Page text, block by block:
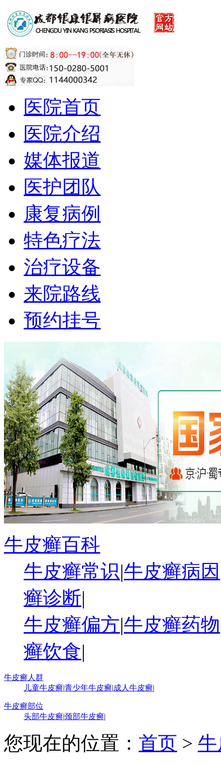
医院首页
医院介绍
媒体报道
医护团队
康复病例
特色疗法
治疗设备
来院路线
预约挂号
牛皮癣百科
牛皮癣常识|牛皮癣病因
癣诊断|
牛皮癣偏方|牛皮癣药物
癣饮食|
牛皮癣人群
儿童牛皮癣|青少年牛皮癣|成人牛皮癣|
牛皮癣部位
头部牛皮癣|颈部牛皮癣|
您现在的位置： 首页 >